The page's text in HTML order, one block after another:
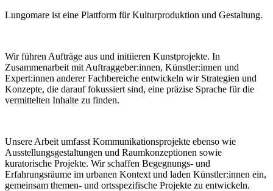
Lungomare ist eine Plattform für Kulturproduktion und Gestaltung.
Wir führen Aufträge aus und initiieren Kunstprojekte. In
Zusammenarbeit mit Auftraggeber:innen, Künstler:innen und
Expert:innen anderer Fachbereiche entwickeln wir Strategien und
Konzepte, die darauf fokussiert sind, eine präzise Sprache für die
vermittelten Inhalte zu finden.
Unsere Arbeit umfasst Kommunikationsprojekte ebenso wie
Ausstellungsgestaltungen und Raumkonzeptionen sowie
kuratorische Projekte. Wir schaffen Begegnungs- und
Erfahrungsräume im urbanen Kontext und laden Künstler:innen ein,
gemeinsam themen- und ortsspezifische Projekte zu entwickeln.